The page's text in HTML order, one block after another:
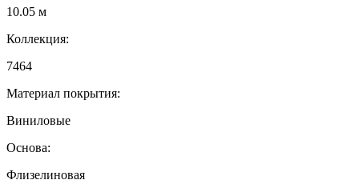
10.05 м
Коллекция:
7464
Материал покрытия:
Виниловые
Основа:
Флизелиновая